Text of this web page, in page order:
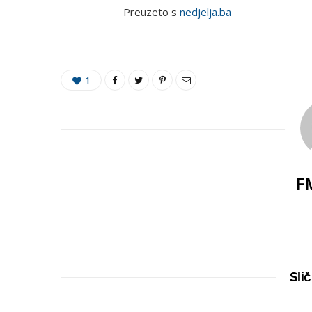
Preuzeto s nedjelja.ba
1